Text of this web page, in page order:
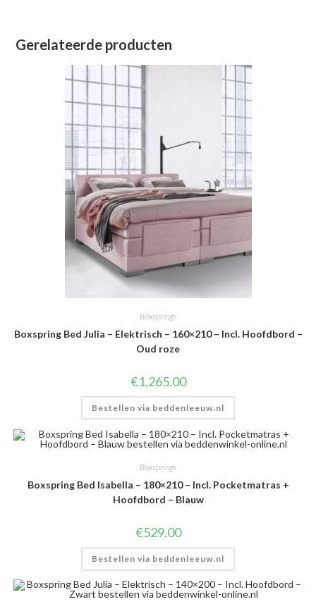
Gerelateerde producten
Boxsprings
Boxspring Bed Julia – Elektrisch – 160×210 – Incl. Hoofdbord –
Oud roze
€1,265.00
Bestellen via beddenleeuw.nl
Boxsprings
Boxspring Bed Isabella – 180×210 – Incl. Pocketmatras +
Hoofdbord – Blauw
€529.00
Bestellen via beddenleeuw.nl